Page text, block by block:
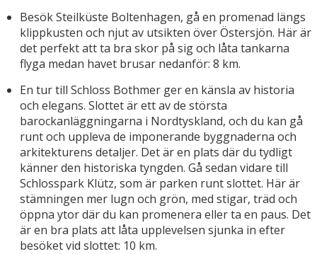
Besök Steilküste Boltenhagen, gå en promenad längs
klippkusten och njut av utsikten över Östersjön. Här är
det perfekt att ta bra skor på sig och låta tankarna
flyga medan havet brusar nedanför: 8 km.
En tur till Schloss Bothmer ger en känsla av historia
och elegans. Slottet är ett av de största
barockanläggningarna i Nordtyskland, och du kan gå
runt och uppleva de imponerande byggnaderna och
arkitekturens detaljer. Det är en plats där du tydligt
känner den historiska tyngden. Gå sedan vidare till
Schlosspark Klütz, som är parken runt slottet. Här är
stämningen mer lugn och grön, med stigar, träd och
öppna ytor där du kan promenera eller ta en paus. Det
är en bra plats att låta upplevelsen sjunka in efter
besöket vid slottet: 10 km.